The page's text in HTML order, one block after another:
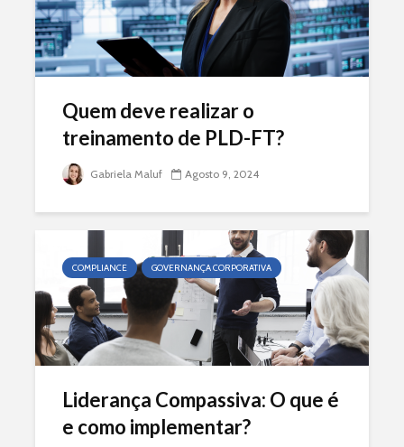
Quem deve realizar o
treinamento de PLD-FT?
Gabriela Maluf Agosto 9, 2024
COMPLIANCE GOVERNANÇA CORPORATIVA
Liderança Compassiva: O que é
e como implementar?